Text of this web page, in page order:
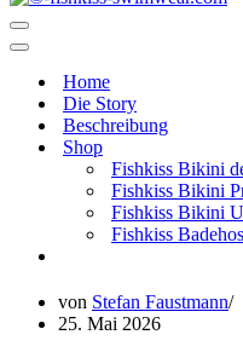
Navigationsmenü
Navigationsmenü
Home
Die Story
Beschreibung
Shop
Fishkiss Bikini
Fishkiss Bikini
Fishkiss Bikini
Fishkiss
von Stefan Faustmann
25. Mai 2026